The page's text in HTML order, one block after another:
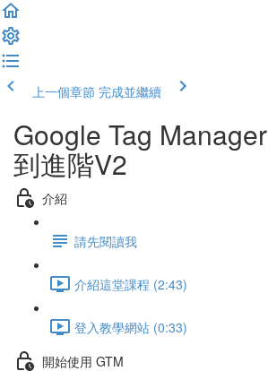
上一個章節 完成並繼續
Google Tag
到進階V2
介紹
請先閱讀我
介紹這堂課程 (2:43)
登入教學網站 (0:33)
開始使用 GTM